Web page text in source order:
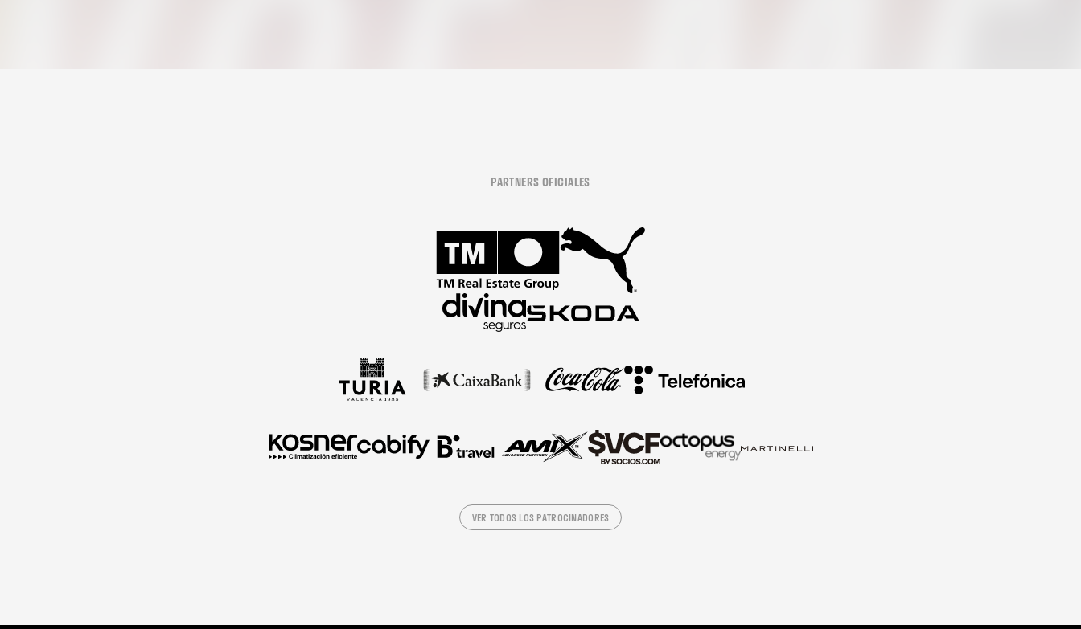
PARTNERS OFICIALES
VER TODOS LOS PATROCINADORES